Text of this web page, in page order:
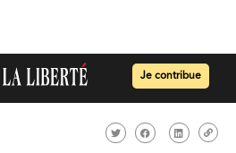
Je contribue